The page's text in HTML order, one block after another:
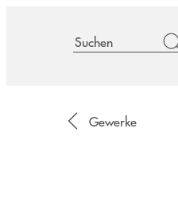
Gewerke